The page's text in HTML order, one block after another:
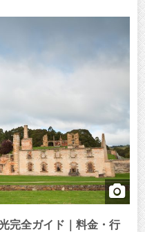
完全ガイド｜料金・行